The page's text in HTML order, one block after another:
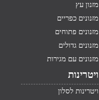
מזנון עץ
מזנונים כפריים
מזנונים פתוחים
מזנונים גדולים
מזנונים עם מגירות
ויטרינות
ויטרינות לסלון